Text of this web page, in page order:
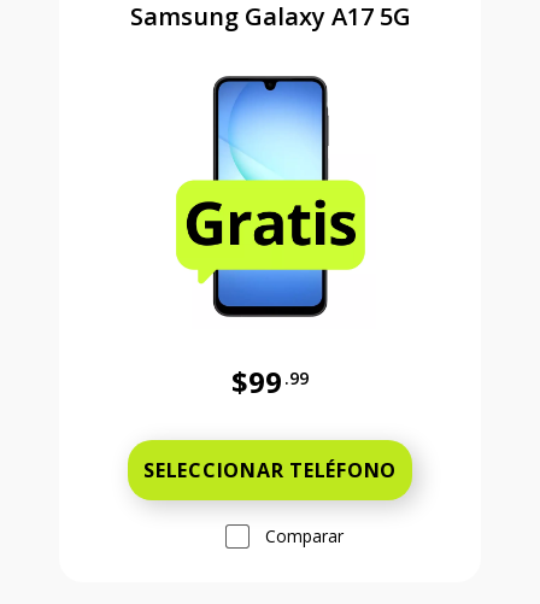
Samsung Galaxy A17 5G
$99 .99
SELECCIONAR TELÉFONO
Comparar